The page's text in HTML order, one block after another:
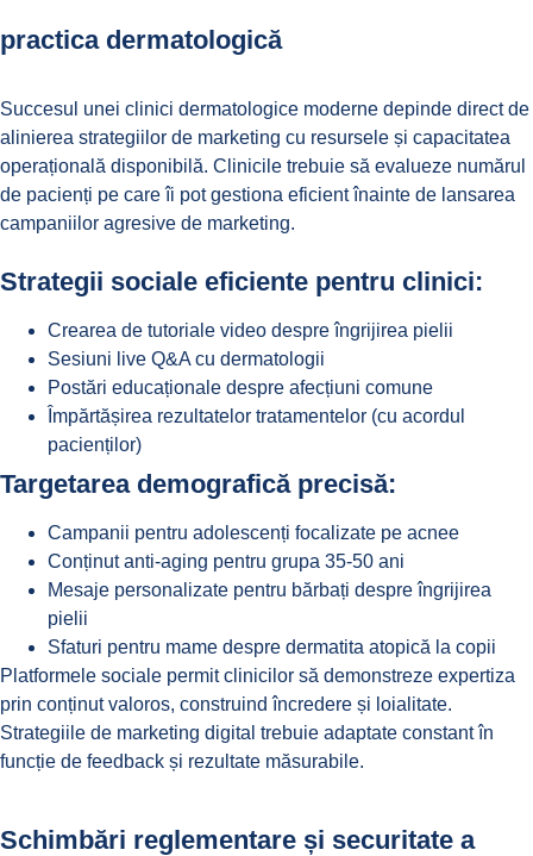
practica dermatologică
Succesul unei clinici dermatologice moderne depinde direct de
alinierea strategiilor de marketing cu resursele și capacitatea
operațională disponibilă. Clinicile trebuie să evalueze numărul
de pacienți pe care îi pot gestiona eficient înainte de lansarea
campaniilor agresive de marketing.
Strategii sociale eficiente pentru clinici:
Crearea de tutoriale video despre îngrijirea pielii
Sesiuni live Q&A cu dermatologii
Postări educaționale despre afecțiuni comune
Împărtășirea rezultatelor tratamentelor (cu acordul
pacienților)
Targetarea demografică precisă:
Campanii pentru adolescenți focalizate pe acnee
Conținut anti-aging pentru grupa 35-50 ani
Mesaje personalizate pentru bărbați despre îngrijirea
pielii
Sfaturi pentru mame despre dermatita atopică la copii
Platformele sociale permit clinicilor să demonstreze expertiza
prin conținut valoros, construind încredere și loialitate.
Strategiile de marketing digital trebuie adaptate constant în
funcție de feedback și rezultate măsurabile.
Schimbări reglementare și securitate a